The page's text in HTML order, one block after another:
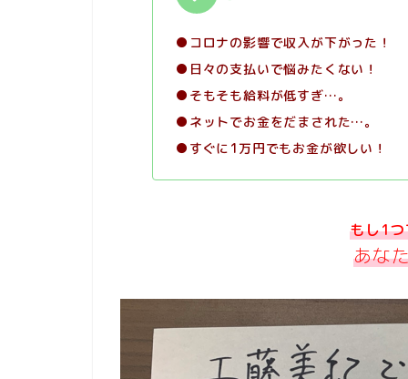
●コロナの影響で収入が下がった！
●日々の支払いで悩みたくない！
●そもそも給料が低すぎ…。
●ネットでお金をだまされた…。
●すぐに1万円でもお金が欲しい！
もし1
あな